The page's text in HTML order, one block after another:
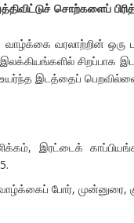
சொற்களைப்
வரலாற்றின் ஒரு
இலக்கியங்களில்
இடத்தைப்
இரட்டைக்
போர், முன்னுரை,